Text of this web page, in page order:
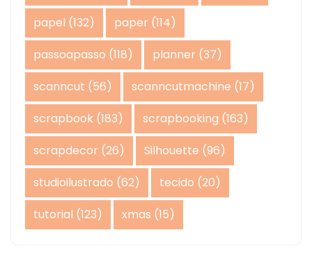
papel (132) paper (114)
passoapasso (118) planner (37)
scanncut (56) scanncutmachine (17)
scrapbook (183) scrapbooking (163)
scrapdecor (26) Silhouette (96)
studioilustrado (62) tecido (20)
tutorial (123) xmas (15)